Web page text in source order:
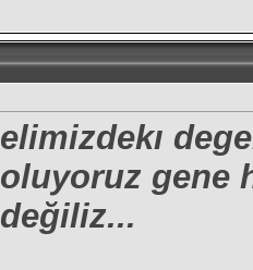
elimizdekı
oluyoruz gene
değiliz...